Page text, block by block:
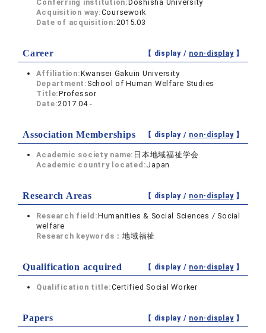
Conferring institution: Doshisha University
Acquisition way:Coursework
Date of acquisition:2015.03
Career 【 display / non-display】
Affiliation:Kwansei Gakuin University
Department: School of Human Welfare Studies
Title:Professor
Date:2017.04 -
Association Memberships 【 display / non-display】
Academic society name: 日本地域福祉学会
Academic country located:Japan
Research Areas 【 display / non-display】
Research field:Humanities & Social Sciences / Social
welfare
Research keywords：地域福祉
Qualification acquired 【 display / non-display】
Qualification title:Certified Social Worker
Papers 【 display / non-display】